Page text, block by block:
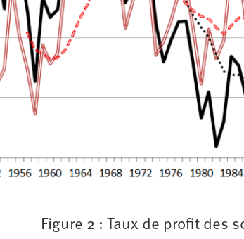
Figure 2 : Taux de profit des